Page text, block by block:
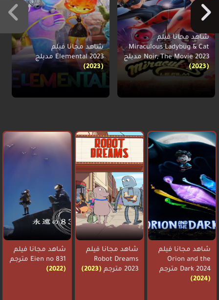
شاهد مجانا فيلم
Miraculous Ladybug & Cat
Noir, The Movie 2023 مدبلج
(2023)
شاهد مجانا فيلم
Elemental 2023 مدبلج
(2023)
شاهد مجانا فيلم
Orion and the
Dark 2024 مترجم
(2024)
شاهد مجانا فيلم
Robot Dreams
2023 مترجم
(2023)
شاهد مجانا فيلم
Eien no 831 مترجم
(2022)